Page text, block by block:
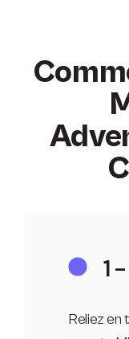
1
Reliez